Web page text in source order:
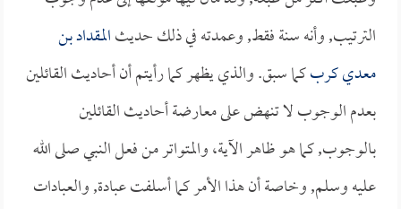
الترتيب, وأنه سنة فقط, وعمدته في ذلك حديثالمقداد بن
معدي كربكما سبق. والذي يظهر كما رأيتم أن أحاديث القائلين
بعدم الوجوب لا تنهض على معارضة أحاديث القائلين
بالوجوب, كما هو ظاهر الآية، والمتواتر من فعل النبي صلى الله
عليه وسلم, وخاصة أن هذا الأمر كما أسلفت عبادة, والعبادات